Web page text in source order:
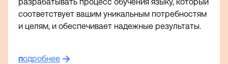
соответствует вашим уникальным потребностям
и целям, и обеспечивает надежные результаты.
подробнее